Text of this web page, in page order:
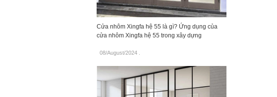
Cửa nhôm Xingfa hệ 55 là gì? Ứng dụng của
cửa nhôm Xingfa hệ 55 trong xây dựng
08/August/2024.